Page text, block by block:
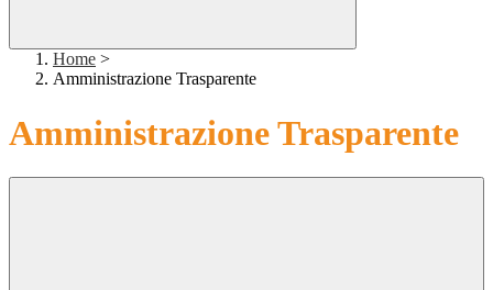
Home >
Amministrazione Trasparente
Amministrazione Trasparente